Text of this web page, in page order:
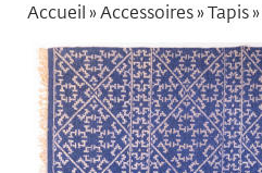
Accueil »Accessoires»Tapis»